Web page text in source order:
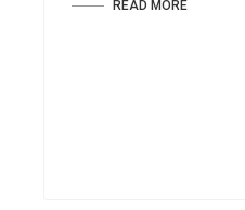
READ MORE